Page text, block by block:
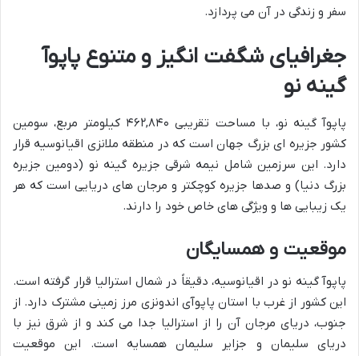
سفر و زندگی در آن می پردازد.
جغرافیای شگفت انگیز و متنوع پاپوآ
گینه نو
پاپوآ گینه نو، با مساحت تقریبی ۴۶۲,۸۴۰ کیلومتر مربع، سومین
کشور جزیره ای بزرگ جهان است که در منطقه ملانزی اقیانوسیه قرار
دارد. این سرزمین شامل نیمه شرقی جزیره گینه نو (دومین جزیره
بزرگ دنیا) و صدها جزیره کوچکتر و مرجان های دریایی است که هر
یک زیبایی ها و ویژگی های خاص خود را دارند.
موقعیت و همسایگان
پاپوآ گینه نو در اقیانوسیه، دقیقاً در شمال استرالیا قرار گرفته است.
این کشور از غرب با استان پاپوآی اندونزی مرز زمینی مشترک دارد. از
جنوب، دریای مرجان آن را از استرالیا جدا می کند و از شرق نیز با
دریای سلیمان و جزایر سلیمان همسایه است. این موقعیت